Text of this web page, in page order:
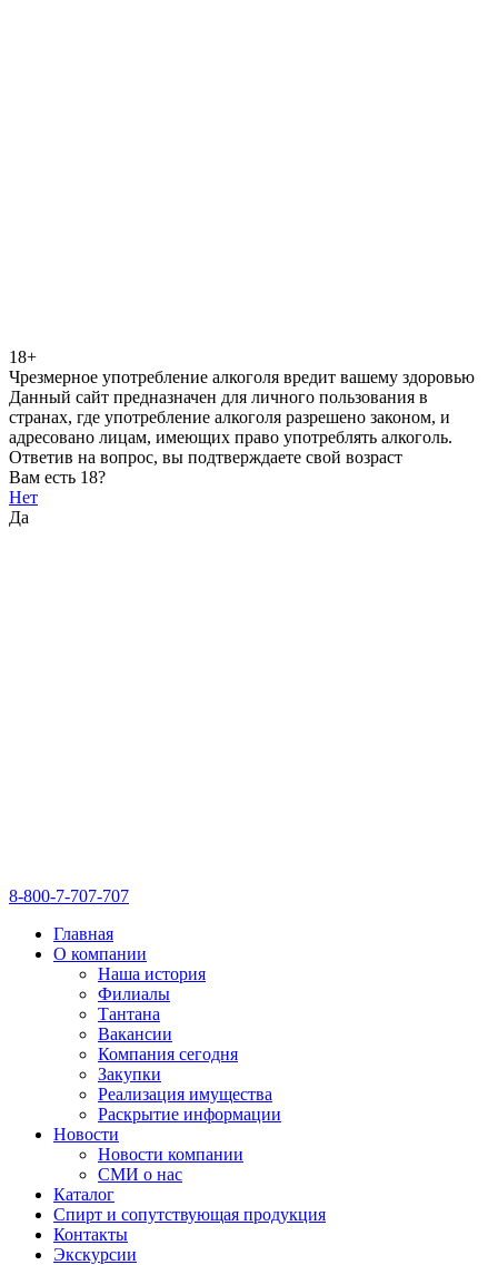
18+
Чрезмерное употребление алкоголя вредит вашему здоровью
Данный сайт предназначен для личного пользования в
странах, где употребление алкоголя разрешено законом, и
адресовано лицам, имеющих право употреблять алкоголь.
Ответив на вопрос, вы подтверждаете свой возраст
Вам есть 18?
Нет
Да
8-800-7-707-707
Главная
О компании
Наша история
Филиалы
Тантана
Вакансии
Компания сегодня
Закупки
Реализация имущества
Раскрытие информации
Новости
Новости компании
СМИ о нас
Каталог
Спирт и сопутствующая продукция
Контакты
Экскурсии